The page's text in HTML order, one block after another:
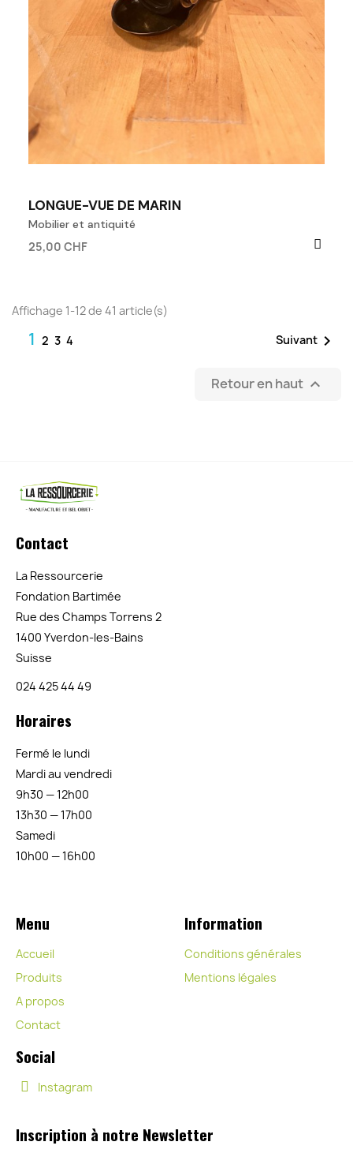
LONGUE-VUE DE MARIN
Mobilier et antiquité
25,00 CHF
Affichage 1-12 de 41 article(s)
1 2 3 4 Suivant 
Retour en haut 
Contact
La Ressourcerie
Fondation Bartimée
Rue des Champs Torrens 2
1400 Yverdon-les-Bains
Suisse
024 425 44 49
Horaires
Fermé le lundi
Mardi au vendredi
9h30 — 12h00
13h30 — 17h00
Samedi
10h00 — 16h00
Menu
Accueil
Produits
A propos
Contact
Information
Conditions générales
Mentions légales
Social
Instagram
Inscription à notre Newsletter